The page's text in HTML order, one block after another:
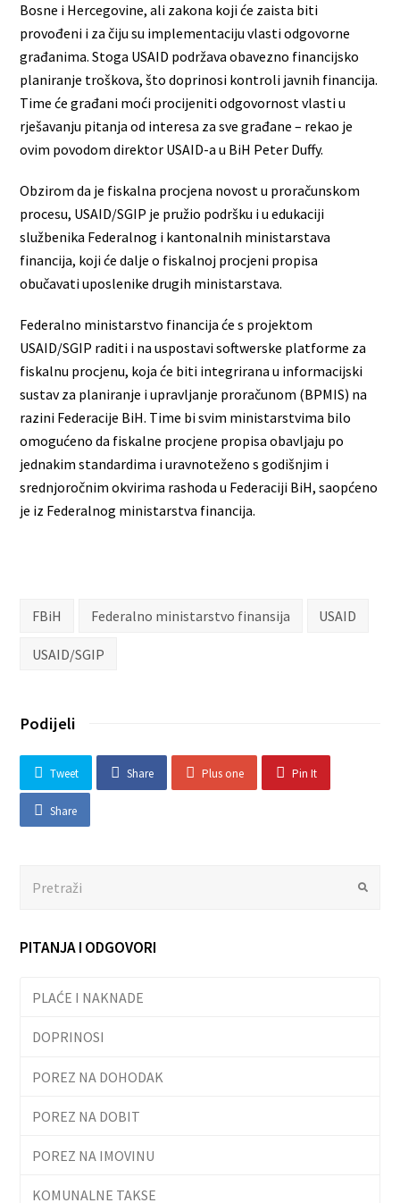
Bosne i Hercegovine, ali zakona koji će zaista biti
provođeni i za čiju su implementaciju vlasti odgovorne
građanima. Stoga USAID podržava obavezno financijsko
planiranje troškova, što doprinosi kontroli javnih financija.
Time će građani moći procijeniti odgovornost vlasti u
rješavanju pitanja od interesa za sve građane – rekao je
ovim povodom direktor USAID-a u BiH Peter Duffy.
Obzirom da je fiskalna procjena novost u proračunskom
procesu, USAID/SGIP je pružio podršku i u edukaciji
službenika Federalnog i kantonalnih ministarstava
financija, koji će dalje o fiskalnoj procjeni propisa
obučavati uposlenike drugih ministarstava.
Federalno ministarstvo financija će s projektom
USAID/SGIP raditi i na uspostavi softwerske platforme za
fiskalnu procjenu, koja će biti integrirana u informacijski
sustav za planiranje i upravljanje proračunom (BPMIS) na
razini Federacije BiH. Time bi svim ministarstvima bilo
omogućeno da fiskalne procjene propisa obavljaju po
jednakim standardima i uravnoteženo s godišnjim i
srednjoročnim okvirima rashoda u Federaciji BiH, saopćeno
je iz Federalnog ministarstva financija.
FBiH Federalno ministarstvo finansija USAID
USAID/SGIP
Podijeli
Tweet Share Plus one Pin It
Share
Submit
PITANJA I ODGOVORI
PLAĆE I NAKNADE
DOPRINOSI
POREZ NA DOHODAK
POREZ NA DOBIT
POREZ NA IMOVINU
KOMUNALNE TAKSE